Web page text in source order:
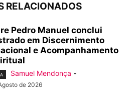
RELACIONADOS
Pedro Manuel conclui
em Discernimento
e Acompanhamento
Samuel Mendonça -
de 2026